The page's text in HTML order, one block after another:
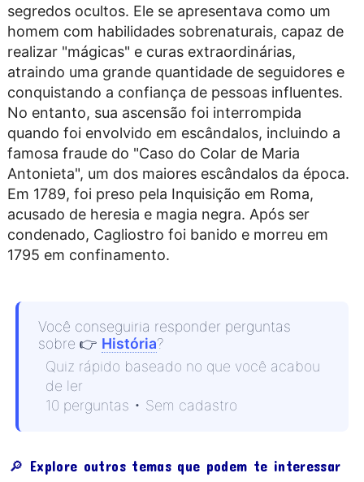
segredos ocultos. Ele se apresentava como um
homem com habilidades sobrenaturais, capaz de
realizar "mágicas" e curas extraordinárias,
atraindo uma grande quantidade de seguidores e
conquistando a confiança de pessoas influentes.
No entanto, sua ascensão foi interrompida
quando foi envolvido em escândalos, incluindo a
famosa fraude do "Caso do Colar de Maria
Antonieta", um dos maiores escândalos da época.
Em 1789, foi preso pela Inquisição em Roma,
acusado de heresia e magia negra. Após ser
condenado, Cagliostro foi banido e morreu em
1795 em confinamento.
Você conseguiria responder perguntas
sobre 👉 História?
Quiz rápido baseado no que você acabou
de ler
10 perguntas • Sem cadastro
🔎 Explore outros temas que podem te interessar